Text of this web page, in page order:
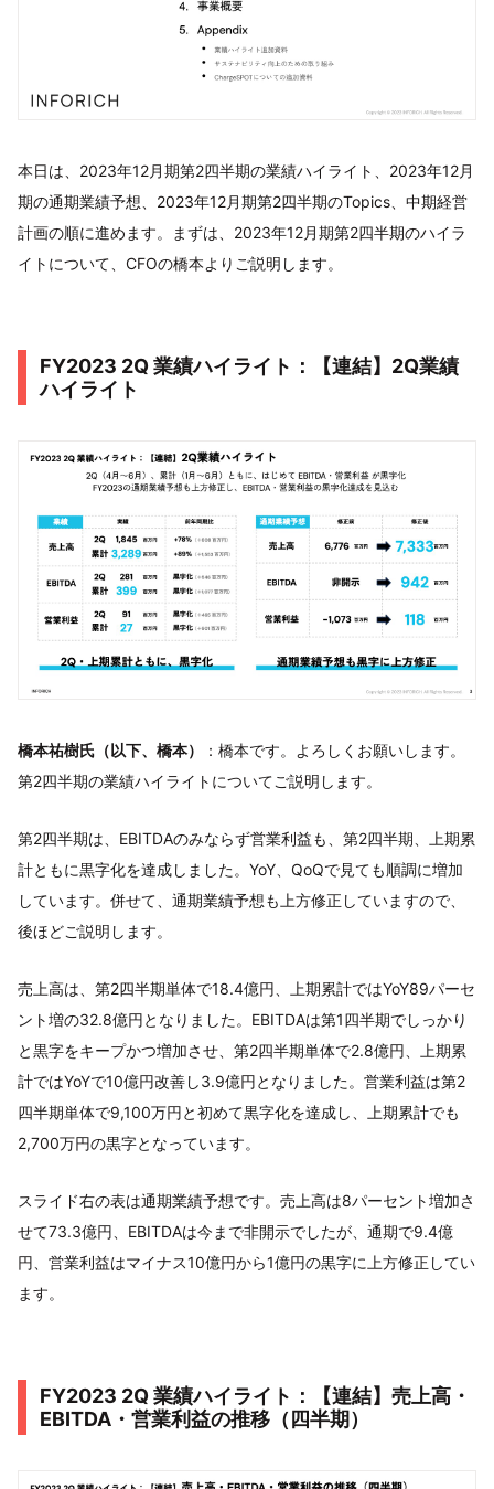
本日は、2023年12月期第2四半期の業績ハイライト、2023年12月
期の通期業績予想、2023年12月期第2四半期のTopics、中期経営
計画の順に進めます。まずは、2023年12月期第2四半期のハイラ
イトについて、CFOの橋本よりご説明します。
FY2023 2Q 業績ハイライト：【連結】2Q業績
ハイライト
橋本祐樹氏（以下、橋本）
：橋本です。よろしくお願いします。
第2四半期の業績ハイライトについてご説明します。
第2四半期は、EBITDAのみならず営業利益も、第2四半期、上期累
計ともに黒字化を達成しました。YoY、QoQで見ても順調に増加
しています。併せて、通期業績予想も上方修正していますので、
後ほどご説明します。
売上高は、第2四半期単体で18.4億円、上期累計ではYoY89パーセ
ント増の32.8億円となりました。EBITDAは第1四半期でしっかり
と黒字をキープかつ増加させ、第2四半期単体で2.8億円、上期累
計ではYoYで10億円改善し3.9億円となりました。営業利益は第2
四半期単体で9,100万円と初めて黒字化を達成し、上期累計でも
2,700万円の黒字となっています。
スライド右の表は通期業績予想です。売上高は8パーセント増加さ
せて73.3億円、EBITDAは今まで非開示でしたが、通期で9.4億
円、営業利益はマイナス10億円から1億円の黒字に上方修正してい
ます。
FY2023 2Q 業績ハイライト：【連結】売上高・
EBITDA・営業利益の推移（四半期）